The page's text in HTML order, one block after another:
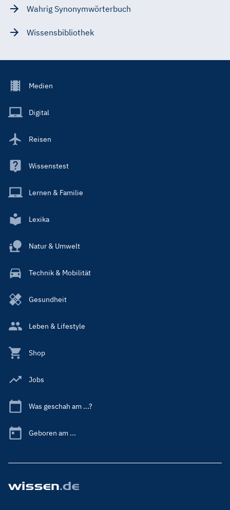
Wahrig Synonymwörterbuch
Wissensbibliothek
Footer
Main
Medien
Digital
Reisen
Wissenstest
Lernen & Familie
Lexika
Natur & Umwelt
Technik & Mobilität
Gesundheit
Leben & Lifestyle
Shop
Jobs
Was geschah am ...?
Geboren am ...